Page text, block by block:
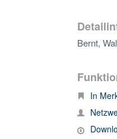
Bernt,
In